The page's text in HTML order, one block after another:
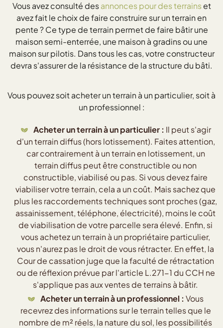
Vous avez consulté desannonces pour des terrainset
avez fait le choix de faire construire sur un terrain en
pente ? Ce type de terrain permet de faire bâtir une
maison semi-enterrée, une maison à gradins ou une
maison sur pilotis. Dans tous les cas, votre constructeur
devra s'assurer de la résistance de la structure du bâti.
Vous pouvez soit acheter un terrain à un particulier, soit à
un professionnel :
Acheter un terrain à un particulier : Il peut s'agir
d'un terrain diffus (hors lotissement). Faites attention,
car contrairement à un terrain en lotissement, un
terrain diffus peut être constructible ou non
constructible, viabilisé ou pas. Si vous devez faire
viabiliser votre terrain, cela a un coût. Mais sachez que
plus les raccordements techniques sont proches (gaz,
assainissement, téléphone, électricité), moins le coût
de viabilisation de votre parcelle sera élevé. Enfin, si
vous achetez un terrain à un propriétaire particulier,
vous n'aurez pas le droit de vous rétracter. En effet, la
Cour de cassation juge que la faculté de rétractation
ou de réflexion prévue par l'article L.271-1 du CCH ne
s'applique pas aux ventes de terrains à bâtir.
Acheter un terrain à un professionnel : Vous
recevrez des informations sur le terrain telles que le
nombre de m² réels, la nature du sol, les possibilités